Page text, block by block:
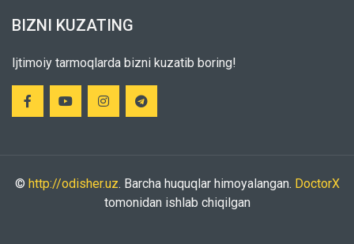
BIZNI KUZATING
Ijtimoiy tarmoqlarda bizni kuzatib boring!
© http://odisher.uz. Barcha huquqlar himoyalangan. DoctorX
tomonidan ishlab chiqilgan